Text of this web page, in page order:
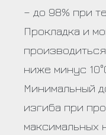
– до 98% при
Прокладка и
ниже минус
Минимальный
изгиба при
максимальных